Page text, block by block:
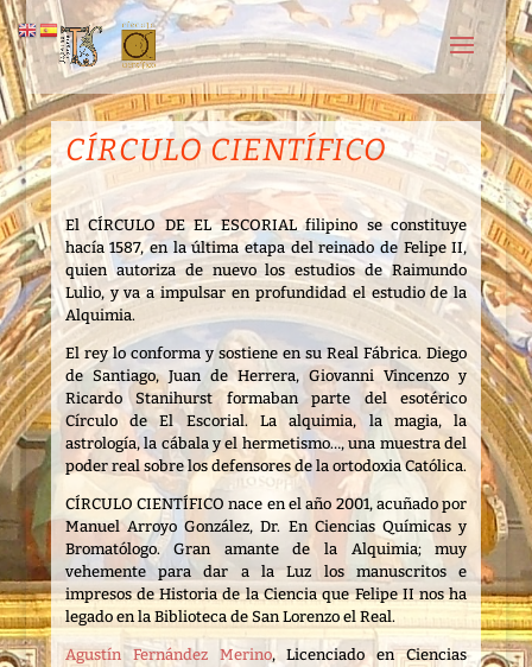
CÍRCULO CIENTÍFICO
El CÍRCULO DE EL ESCORIAL filipino se constituye
hacía 1587, en la última etapa del reinado de Felipe II,
quien autoriza de nuevo los estudios de Raimundo
Lulio, y va a impulsar en profundidad el estudio de la
Alquimia.
El rey lo conforma y sostiene en su Real Fábrica. Diego
de Santiago, Juan de Herrera, Giovanni Vincenzo y
Ricardo Stanihurst formaban parte del esotérico
Círculo de El Escorial. La alquimia, la magia, la
astrología, la cábala y el hermetismo…, una muestra del
poder real sobre los defensores de la ortodoxia Católica.
CÍRCULO CIENTÍFICO nace en el año 2001, acuñado por
Manuel Arroyo González, Dr. En Ciencias Químicas y
Bromatólogo. Gran amante de la Alquimia; muy
vehemente para dar a la Luz los manuscritos e
impresos de Historia de la Ciencia que Felipe II nos ha
legado en la Biblioteca de San Lorenzo el Real.
Agustín Fernández Merino, Licenciado en Ciencias